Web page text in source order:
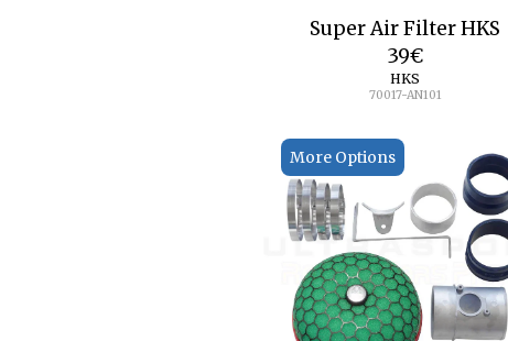
Super Air Filter HKS
39€
HKS
70017-AN101
More Options